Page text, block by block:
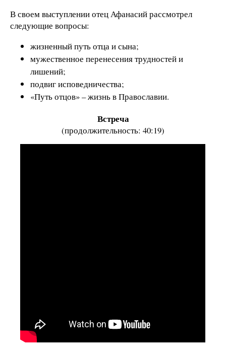
В своем выступлении отец Афанасий рассмотрел
следующие вопросы:
жизненный путь отца и сына;
мужественное перенесения трудностей и
лишений;
подвиг исповедничества;
«Путь отцов» – жизнь в Православии.
Встреча
(продолжительность: 40:19)